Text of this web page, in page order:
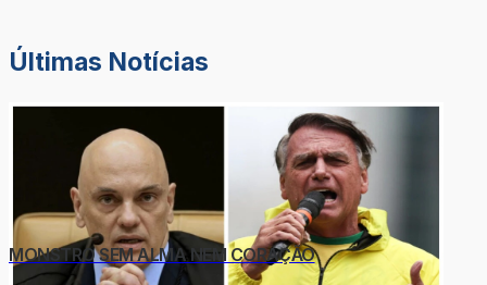
Últimas Notícias
MONSTRO SEM ALMA NEM CORAÇÃO